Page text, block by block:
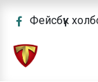
Фейсбүүк